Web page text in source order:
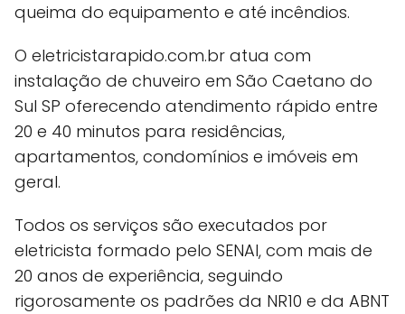
queima do equipamento e até incêndios.
O eletricistarapido.com.br atua com
instalação de chuveiro em São Caetano do
Sul SP oferecendo atendimento rápido entre
20 e 40 minutos para residências,
apartamentos, condomínios e imóveis em
geral.
Todos os serviços são executados por
eletricista formado pelo SENAI, com mais de
20 anos de experiência, seguindo
rigorosamente os padrões da NR10 e da ABNT